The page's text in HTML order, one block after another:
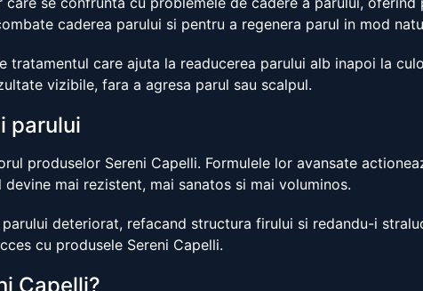
caderea parului si pentru a regenera parul in mod
tratamentul care ajuta la readucerea parului alb inapoi la
vizibile, fara a agresa parul sau scalpul.
parului
produselor Sereni Capelli. Formulele lor avansate
mai rezistent, mai sanatos si mai voluminos.
deteriorat, refacand structura firului si redandu-i
cu produsele Sereni Capelli.
Capelli?